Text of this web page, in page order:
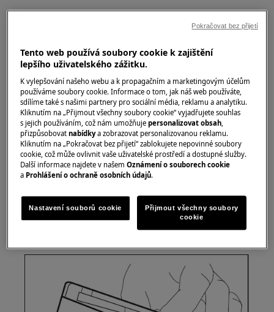
3. Držte filtr dole a zavírejte plastové pouzdro,
dokud neuslyšíte cvaknutí.
Tento web používá soubory cookie k zajištění
lepšího uživatelského zážitku.
K vylepšování našeho webu a k propagačním a marketingovým účelům
používáme soubory cookie. Informace o tom, jak náš web používáte,
sdílíme také s našimi partnery pro sociální média, reklamu a analytiku.
Kliknutím na „Přijmout všechny soubory cookie“ vyjadřujete souhlas
s jejich používáním, což nám umožňujepersonalizovat obsah,
přizpůsobovatnabídkya zobrazovat personalizovanou reklamu.
Kliknutím na „Pokračovat bez přijetí“ zablokujete nepovinné soubory
cookie, což může ovlivnit vaše uživatelské prostředí a dostupné služby.
Další informace najdete v našemOznámení o souborech cookie
a Prohlášení o ochraně osobních údajů.
Nastavení souborů cookie
Přijmout všechny soubory
cookie
Pokračovat bez přijetí